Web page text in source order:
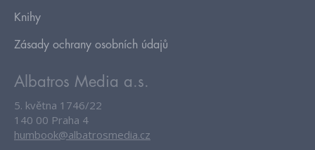
Knihy
Zásady ochrany osobních údajů
Albatros Media a.s.
5. května 1746/22
140 00 Praha 4
humbook@albatrosmedia.cz